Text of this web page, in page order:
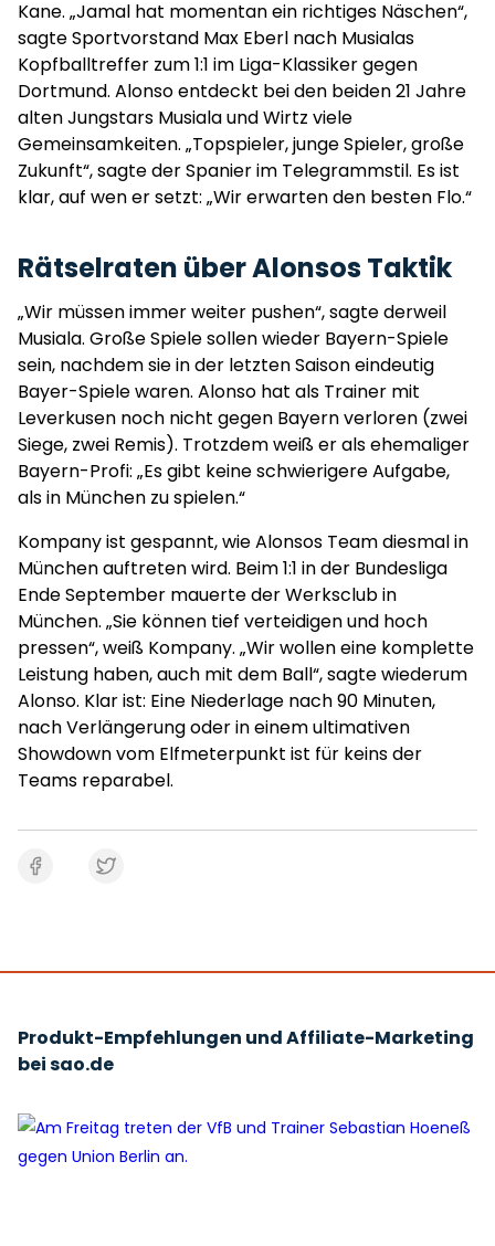
Kane. „Jamal hat momentan ein richtiges Näschen“,
sagte Sportvorstand Max Eberl nach Musialas
Kopfballtreffer zum 1:1 im Liga-Klassiker gegen
Dortmund. Alonso entdeckt bei den beiden 21 Jahre
alten Jungstars Musiala und Wirtz viele
Gemeinsamkeiten. „Topspieler, junge Spieler, große
Zukunft“, sagte der Spanier im Telegrammstil. Es ist
klar, auf wen er setzt: „Wir erwarten den besten Flo.“
Rätselraten über Alonsos Taktik
„Wir müssen immer weiter pushen“, sagte derweil
Musiala. Große Spiele sollen wieder Bayern-Spiele
sein, nachdem sie in der letzten Saison eindeutig
Bayer-Spiele waren. Alonso hat als Trainer mit
Leverkusen noch nicht gegen Bayern verloren (zwei
Siege, zwei Remis). Trotzdem weiß er als ehemaliger
Bayern-Profi: „Es gibt keine schwierigere Aufgabe,
als in München zu spielen.“
Kompany ist gespannt, wie Alonsos Team diesmal in
München auftreten wird. Beim 1:1 in der Bundesliga
Ende September mauerte der Werksclub in
München. „Sie können tief verteidigen und hoch
pressen“, weiß Kompany. „Wir wollen eine komplette
Leistung haben, auch mit dem Ball“, sagte wiederum
Alonso. Klar ist: Eine Niederlage nach 90 Minuten,
nach Verlängerung oder in einem ultimativen
Showdown vom Elfmeterpunkt ist für keins der
Teams reparabel.
Produkt-Empfehlungen und Affiliate-Marketing
bei sao.de